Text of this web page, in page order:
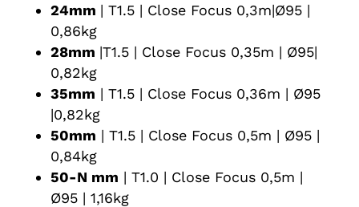
24mm | T1.5 | Close Focus 0,3m|Ø95 |
0,86kg
28mm |T1.5 | Close Focus 0,35m | Ø95|
0,82kg
35mm | T1.5 | Close Focus 0,36m | Ø95
|0,82kg
50mm | T1.5 | Close Focus 0,5m | Ø95 |
0,84kg
50-N mm | T1.0 | Close Focus 0,5m |
Ø95 | 1,16kg